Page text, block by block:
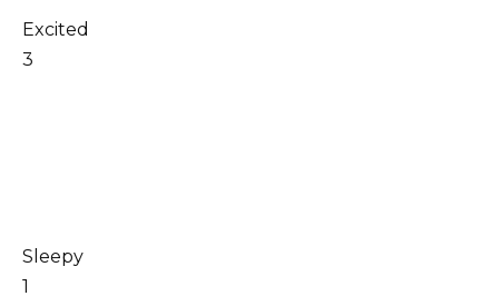
Excited
3
Sleepy
1